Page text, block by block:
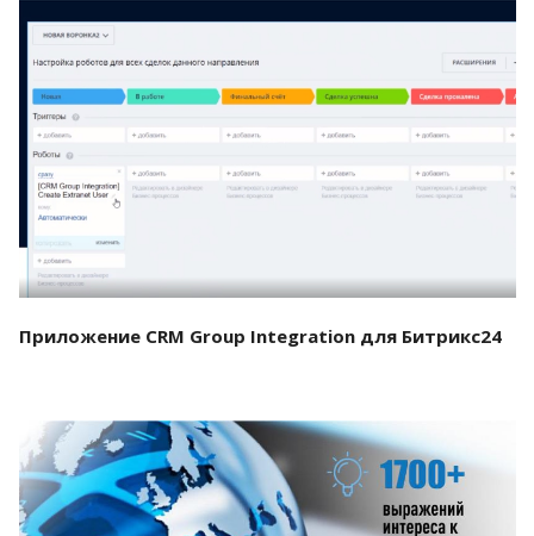
Смотреть проект
Приложение CRM Group Integration для Битрикс24